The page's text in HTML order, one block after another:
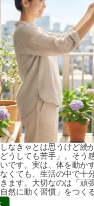
しなきゃとは思うけど続
うしても苦手」。そう
です。実は、体を動か
くても、生活の中で十
ます。大切なのは「頑
然に動く習慣」をつく